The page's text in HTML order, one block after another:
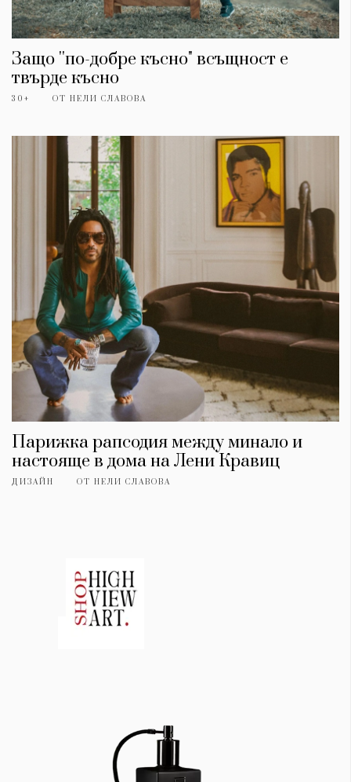
Защо ''по-добре късно" всъщност е
твърде късно
30+ ОТ НЕЛИ СЛАВОВА
Парижка рапсодия между минало и
настояще в дома на Лени Кравиц
ДИЗАЙН ОТ НЕЛИ СЛАВОВА